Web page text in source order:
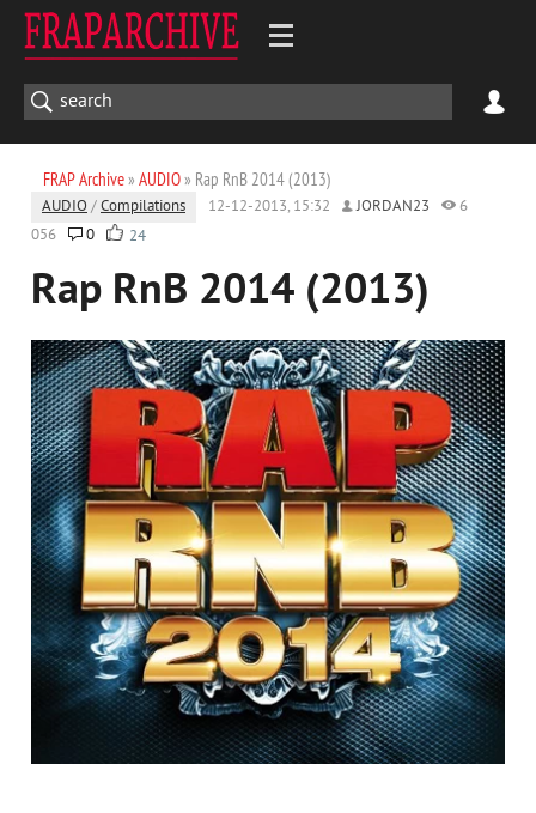
FRAP Archive» AUDIO» Rap RnB 2014 (2013)
AUDIO /Compilations 12-12-2013, 15:32 JORDAN23
6
056
0 24
Rap RnB 2014 (2013)